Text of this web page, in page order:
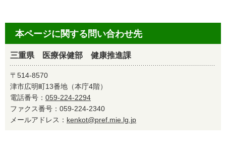
本ページに関する問い合わせ先
三重県 医療保健部 健康推進課
〒514-8570
津市広明町13番地（本庁4階）
電話番号： 059-224-2294
ファクス番号：059-224-2340
メールアドレス： kenkot@pref.mie.lg.jp